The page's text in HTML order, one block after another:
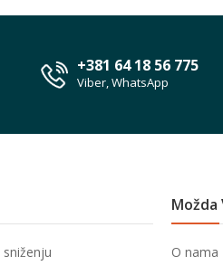
+381 64 18 56 775
Viber, WhatsApp
Možda
O nama